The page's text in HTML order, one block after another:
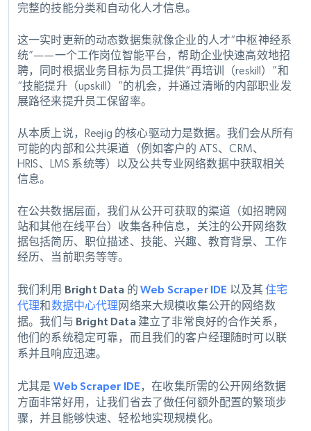
完整的技能分类和自动化人才信息。
这一实时更新的动态数据集就像企业的人才“中枢神经系
统”——一个工作岗位智能平台，帮助企业快速高效地招
聘，同时根据业务目标为员工提供“再培训（reskill）”和
“技能提升（upskill）”的机会，并通过清晰的内部职业发
展路径来提升员工保留率。
从本质上说，Reejig 的核心驱动力是数据。我们会从所有
可能的内部和公共渠道（例如客户的 ATS、CRM、
HRIS、LMS 系统等）以及公共专业网络数据中获取相关
信息。
在公共数据层面，我们从公开可获取的渠道（如招聘网
站和其他在线平台）收集各种信息，关注的公开网络数
据包括简历、职位描述、技能、兴趣、教育背景、工作
经历、当前职务等等。
我们利用 Bright Data 的Web Scraper IDE 以及其住宅
代理和数据中心代理网络来大规模收集公开的网络数
据。我们与 Bright Data 建立了非常良好的合作关系，
他们的系统稳定可靠，而且我们的客户经理随时可以联
系并且响应迅速。
尤其是 Web Scraper IDE，在收集所需的公开网络数据
方面非常好用，让我们省去了做任何额外配置的繁琐步
骤，并且能够快速、轻松地实现规模化。